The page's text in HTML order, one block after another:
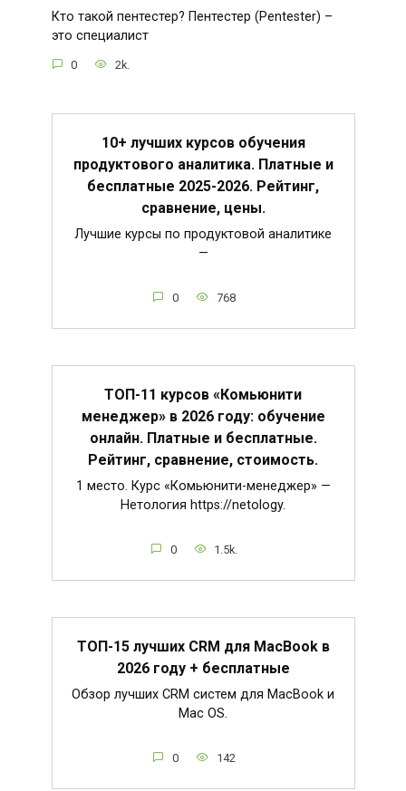
Кто такой пентестер? Пентестер (Pentester) –
это специалист
0 2k.
10+ лучших курсов обучения
продуктового аналитика. Платные и
бесплатные 2025-2026. Рейтинг,
сравнение, цены.
Лучшие курсы по продуктовой аналитике
—
0 768
ТОП-11 курсов «Комьюнити
менеджер» в 2026 году: обучение
онлайн. Платные и бесплатные.
Рейтинг, сравнение, стоимость.
1 место. Курс «Комьюнити-менеджер» —
Нетология https://netology.
0 1.5k.
ТОП-15 лучших CRM для MacBook в
2026 году + бесплатные
Обзор лучших CRM систем для MacBook и
Mac OS.
0 142